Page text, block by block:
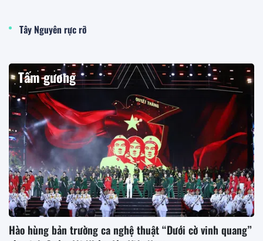
Tây Nguyên rực rỡ
Tấm gương
Hào hùng bản trường ca nghệ thuật “Dưới cờ vinh quang”